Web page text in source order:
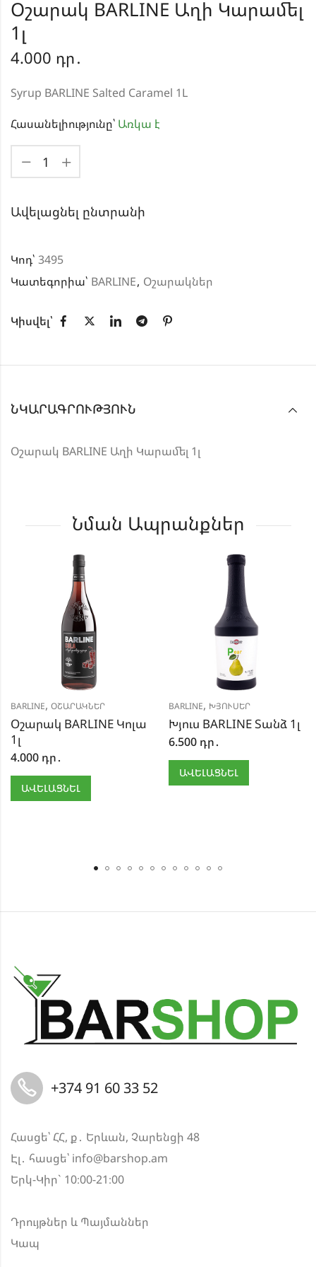
Օշարակ BARLINE Աղի Կարամել
1լ
4.000 դր․
Syrup BARLINE Salted Caramel 1L
Հասանելիությունը՝ Առկա է
Ավելացնել ընտրանի
Կոդ՝ 3495
Կատեգորիա՝ BARLINE, Օշարակներ
Կիսվել՝
ՆԿԱՐԱԳՐՈՒԹՅՈՒՆ
Օշարակ BARLINE Աղի Կարամել 1լ
Նման Ապրանքներ
BARLINE, ՕՇԱՐԱԿՆԵՐ
Օշարակ BARLINE Կոլա
1լ
4.000 դր․
ԱՎԵԼԱՑՆԵԼ
BARLINE, ԽՅՈՒՍԵՐ
Խյուս BARLINE Տանձ 1լ
6.500 դր․
ԱՎԵԼԱՑՆԵԼ
+374 91 60 33 52
Հասցե՝ ՀՀ, ք․ Երևան, Չարենցի 48
Էլ․ հասցե՝ info@barshop.am
Երկ-Կիր` 10։00-21։00
Դրույթներ և Պայմաններ
Կապ